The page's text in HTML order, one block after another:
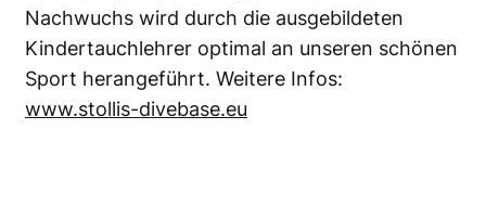
Nachwuchs wird durch die ausgebildeten
Kindertauchlehrer optimal an unseren schönen
Sport herangeführt. Weitere Infos:
www.stollis-divebase.eu